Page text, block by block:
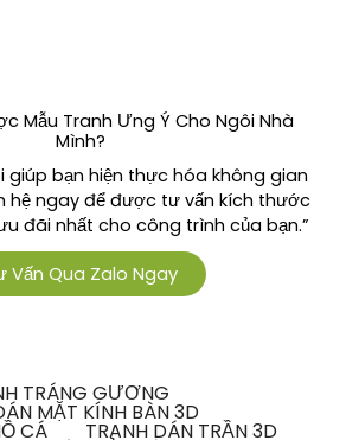
Mẫu Tranh Ưng Ý Cho Ngôi Nhà
Mình?
giúp bạn hiện thực hóa không gian
hệ ngay để được tư vấn kích thước
đãi nhất cho công trình của bạn.”
Vấn Qua Zalo Ngay
TRÁNG GƯƠNG
MẶT KÍNH BÀN 3D
CÁ TRANH DÁN TRẦN 3D